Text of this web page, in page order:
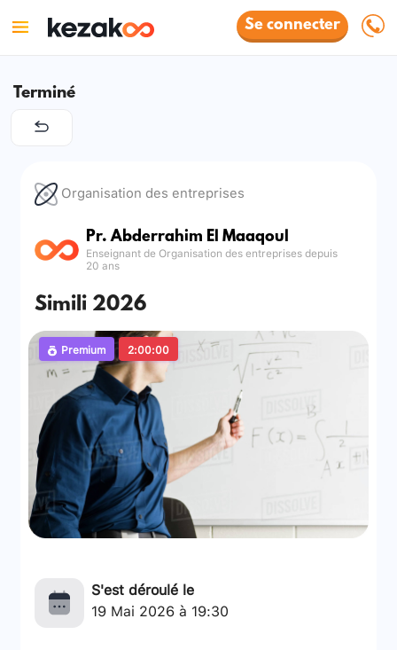
Se connecter
Terminé
Organisation des entreprises
Pr. Abderrahim El Maaqoul
Enseignant de Organisation des entreprises depuis
20 ans
Simili 2026
Premium 2:00:00
S'est déroulé le
19 Mai 2026 à 19:30